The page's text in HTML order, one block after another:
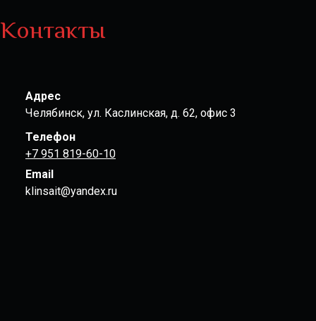
Контакты
Адрес
Челябинск, ул. Каслинская, д. 62, офис 3
Телефон
+7 951 819-60-10
Email
klinsait@yandex.ru